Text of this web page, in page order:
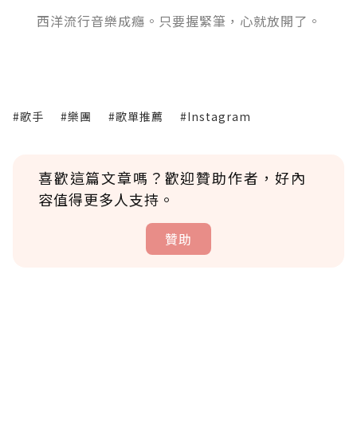
西洋流行音樂成癮。只要握緊筆，心就放開了。
#歌手 #樂團 #歌單推薦 #Instagram
喜歡這篇文章嗎？歡迎贊助作者，好內
容值得更多人支持。
贊助